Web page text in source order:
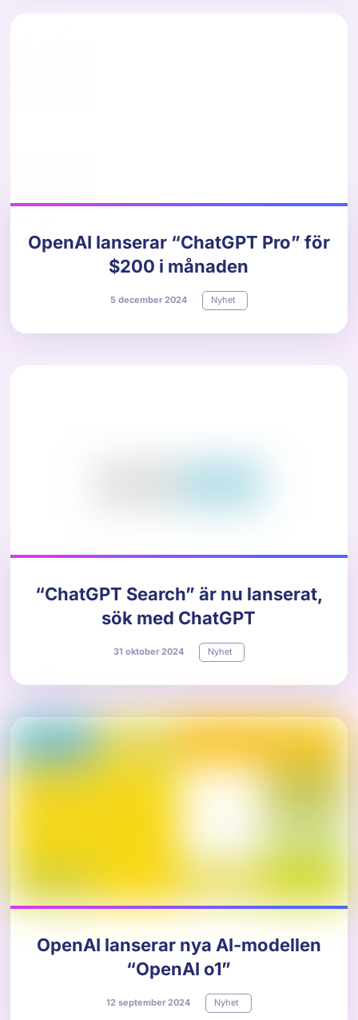
OpenAI lanserar “ChatGPT Pro” för
$200 i månaden
5 december 2024 Nyhet
“ChatGPT Search” är nu lanserat,
sök med ChatGPT
31 oktober 2024 Nyhet
OpenAI lanserar nya AI-modellen
“OpenAI o1”
12 september 2024 Nyhet